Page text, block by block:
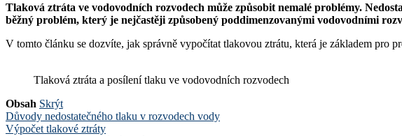
Tlaková ztráta ve vodovodních rozvodech může způsobit nemalé problémy.
běžný problém, který je nejčastěji způsobený poddimenzovanými vodovodními
V tomto článku se dozvíte, jak správně vypočítat tlakovou ztrátu, která je základem
Tlaková ztráta a posílení tlaku ve vodovodních rozvodech
Obsah Skrýt
Důvody nedostatečného tlaku v rozvodech vody
Výpočet tlakové ztráty